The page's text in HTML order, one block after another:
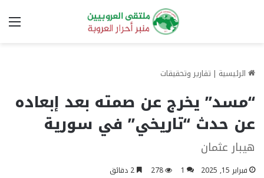
الرئيسية | تقارير وتحقيقات
“مسد” يخرج عن صمته بعد إبعاده
عن حدث “تاريخي” في سورية
هيبار عثمان
فبراير 15, 2025 1
278